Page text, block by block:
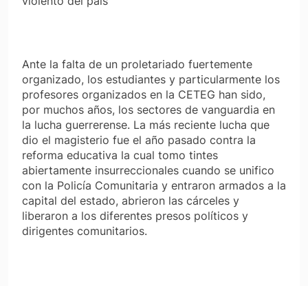
Ante la falta de un proletariado fuertemente
organizado, los estudiantes y particularmente los
profesores organizados en la CETEG han sido,
por muchos años, los sectores de vanguardia en
la lucha guerrerense. La más reciente lucha que
dio el magisterio fue el año pasado contra la
reforma educativa la cual tomo tintes
abiertamente insurreccionales cuando se unifico
con la Policía Comunitaria y entraron armados a la
capital del estado, abrieron las cárceles y
liberaron a los diferentes presos políticos y
dirigentes comunitarios.